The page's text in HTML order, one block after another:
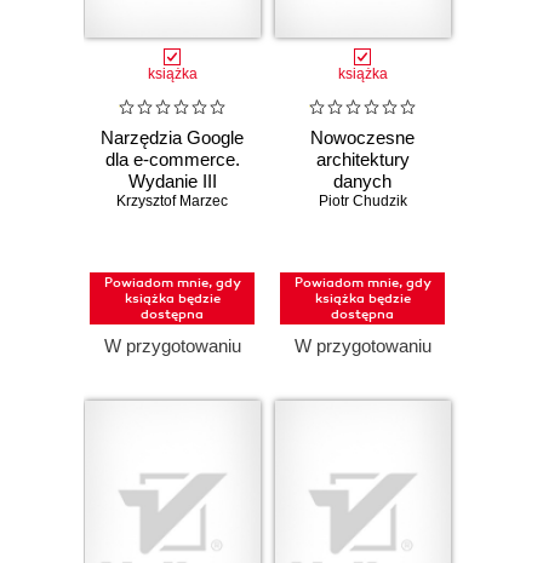
książka
Narzędzia Google
dla e-commerce.
Wydanie III
poszerzone
Krzysztof Marzec
Powiadom mnie, gdy
książka będzie
dostępna
W przygotowaniu
książka
Nowoczesne
architektury
danych
Piotr Chudzik
Powiadom mnie, gdy
książka będzie
dostępna
W przygotowaniu